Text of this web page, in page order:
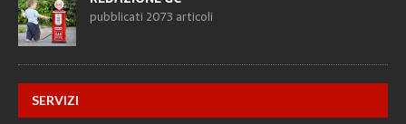
pubblicati 2073 articoli
SERVIZI